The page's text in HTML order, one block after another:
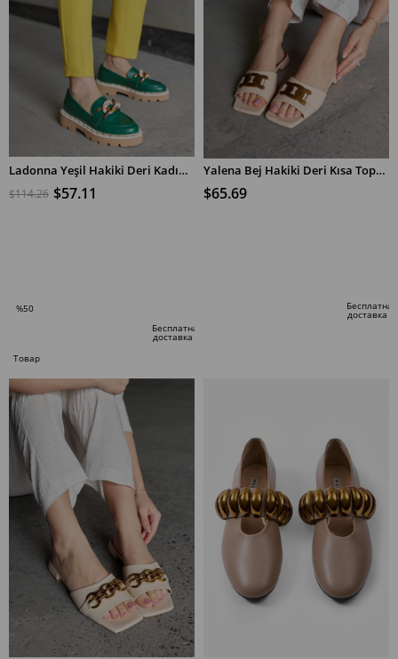
Ladonna Yeşil Hakiki Deri Kadın Loafer
$57.11
$114.26
%50
Бесплатная
доставка
Товар
по
специальному
предложению
Yalena Bej Hakiki Deri Kısa Topuklu Kadın Terlik
$65.69
Бесплатная
доставка